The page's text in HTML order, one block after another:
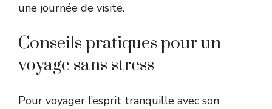
une journée de visite.
Conseils pratiques pour un
voyage sans stress
Pour voyager l’esprit tranquille avec son